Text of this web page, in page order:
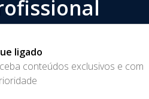
ligado
conteúdos exclusivos e com